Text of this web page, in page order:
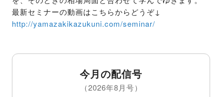
http://yamazakikazukuni.com/seminar/
今月の配信号
（2026年8月号）